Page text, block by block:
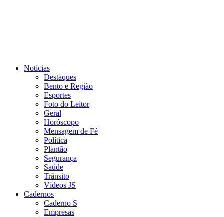
Notícias
Destaques
Bento e Região
Esportes
Foto do Leitor
Geral
Horóscopo
Mensagem de Fé
Política
Plantão
Segurança
Saúde
Trânsito
Vídeos JS
Cadernos
Caderno S
Empresas